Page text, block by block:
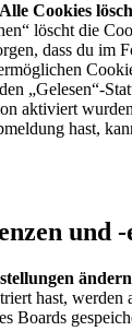
Cookies
löscht die
dass du im
„Gelesen“-
aktiviert
hast,
und
hast, werden
Boards